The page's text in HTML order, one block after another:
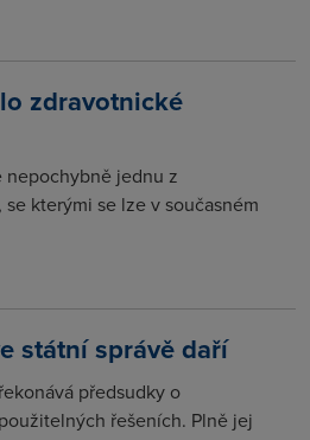
zdravotnické
jednu z
kterými se lze v současném
státní správě daří
předsudky o
řešeních. Plně jej